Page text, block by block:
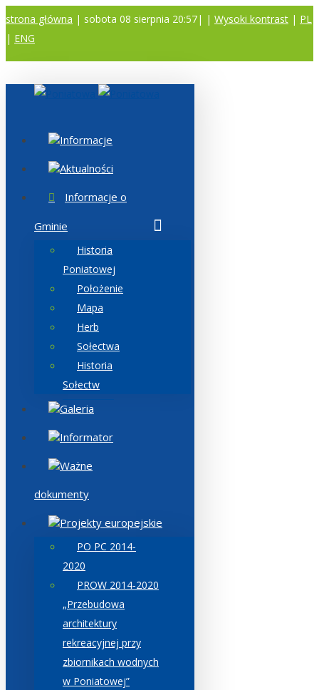
strona główna | sobota 08 sierpnia 20:57| | Wysoki kontrast | PL
| ENG
Informacje
Aktualności
Informacje o
Gminie
Historia
Poniatowej
Położenie
Mapa
Herb
Sołectwa
Historia
Sołectw
Galeria
Informator
Ważne
dokumenty
Projekty europejskie
PO PC 2014-
2020
PROW 2014-2020
„Przebudowa
architektury
rekreacyjnej przy
zbiornikach wodnych
w Poniatowej”